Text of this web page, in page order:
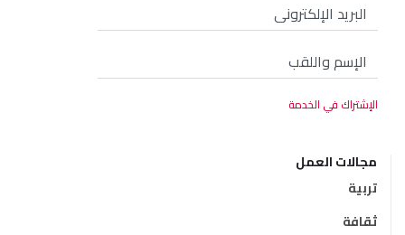
مجالات العمل
تربية
ثقافة